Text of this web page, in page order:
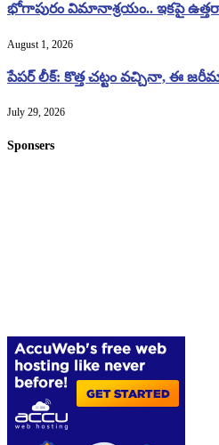
భోగాపురం విమానాశ్రయం.. ఇకపై
August 1, 2026
పేపర్ లీక్: కొత్త చట్టం వచ్చినా, ఈ
July 29, 2026
Sponsers